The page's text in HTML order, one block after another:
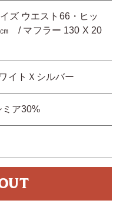
ズ ウエスト66・ヒッ
/ マフラー 130 X 20
イトＸシルバー
ミア30%